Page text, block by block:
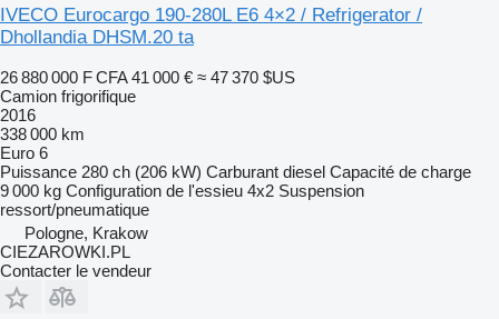
IVECO Eurocargo 190-280L E6 4×2 / Refrigerator /
Dhollandia DHSM.20 ta
26 880 000 F CFA 41 000 € ≈ 47 370 $US
Camion frigorifique
2016
338 000 km
Euro 6
Puissance 280 ch (206 kW) Carburant diesel Capacité de charge
9 000 kg Configuration de l'essieu 4x2 Suspension
ressort/pneumatique
Pologne, Krakow
CIEZAROWKI.PL
Contacter le vendeur